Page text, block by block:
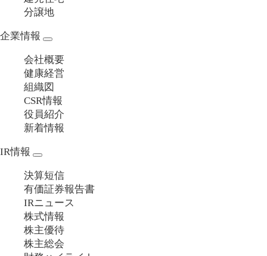
分譲地
企業情報
会社概要
健康経営
組織図
CSR情報
役員紹介
新着情報
IR情報
決算短信
有価証券報告書
IRニュース
株式情報
株主優待
株主総会